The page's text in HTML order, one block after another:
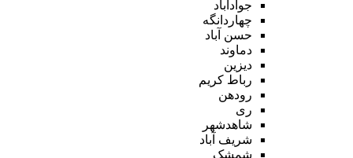
جوادآباد
چهاردانگه
حسن آباد
دماوند
دیزین
رباط کریم
رودهن
ری
شاهدشهر
شریف آباد
شمشک